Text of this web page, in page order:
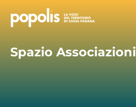
Spazio Associazioni